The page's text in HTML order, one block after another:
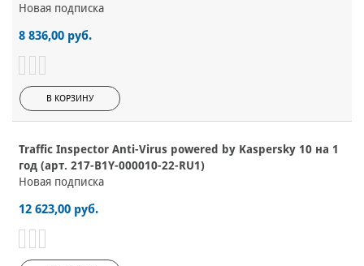
Новая подписка
8 836,00 руб.
В КОРЗИНУ
Traffic Inspector Anti-Virus powered by Kaspersky 10 на 1
год (арт. 217-B1Y-000010-22-RU1)
Новая подписка
12 623,00 руб.